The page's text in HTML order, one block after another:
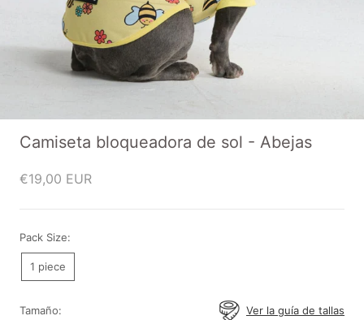
Camiseta bloqueadora de sol - Abejas
€19,00 EUR
Pack Size:
1 piece
Tamaño: Ver la guía de tallas